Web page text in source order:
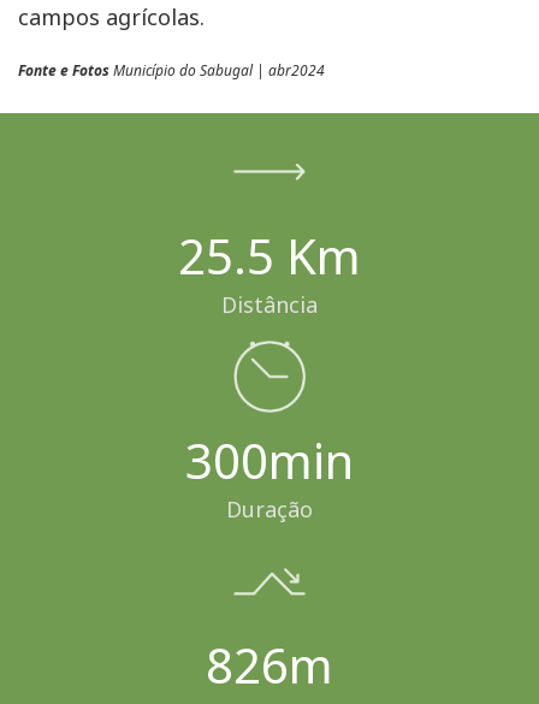
campos agrícolas.
Fonte e FotosMunicípio do Sabugal | abr2024
25.5 Km
Distância
300min
Duração
826m